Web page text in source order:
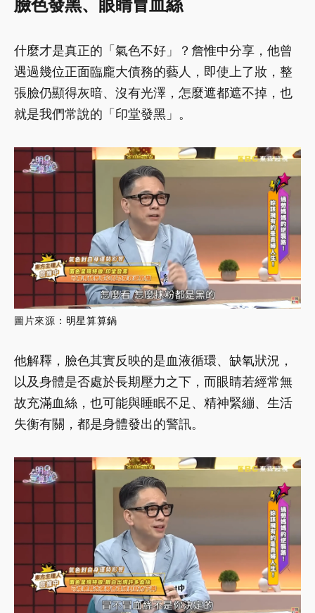
臉色發黑、眼睛冒血絲
什麼才是真正的「氣色不好」？詹惟中分享，他曾
遇過幾位正面臨龐大債務的藝人，即使上了妝，整
張臉仍顯得灰暗、沒有光澤，怎麼遮都遮不掉，也
就是我們常說的「印堂發黑」。
圖片來源 ： 明星算算鍋
他解釋，臉色其實反映的是血液循環、缺氧狀況，
以及身體是否處於長期壓力之下，而眼睛若經常無
故充滿血絲，也可能與睡眠不足、精神緊繃、生活
失衡有關，都是身體發出的警訊。